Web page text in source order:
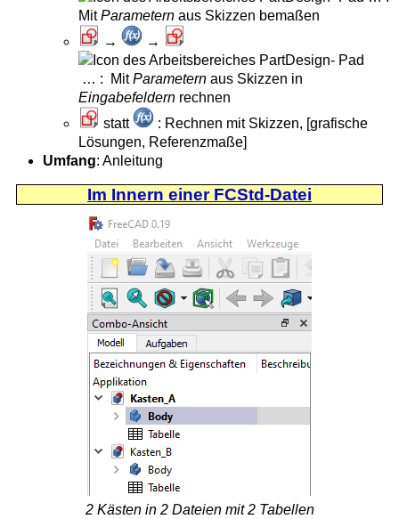
MitParametern aus Skizzen bemaßen
→
→
… : MitParametern aus Skizzen in
Eingabefeldern rechnen
statt
: Rechnen mit Skizzen, [grafische
Lösungen, Referenzmaße]
Umfang: Anleitung
Im Innern einer FCStd-Datei
2 Kästen in 2 Dateien mit 2 Tabellen